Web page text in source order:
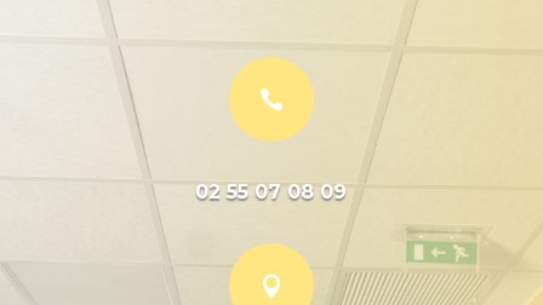

02 55 07 08 09
